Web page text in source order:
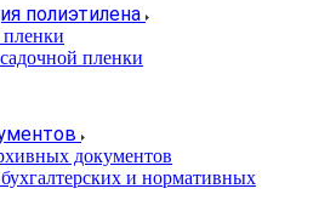
полиэтилена
пленки
документов
и нормативных